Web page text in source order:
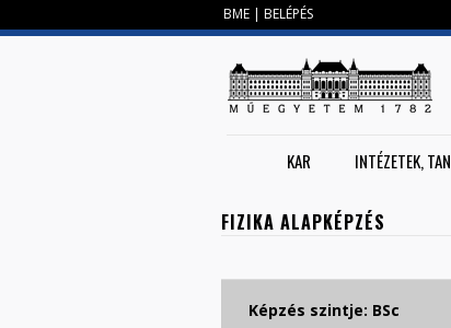
BME | BELÉPÉS
KAR INTÉZETEK,
FIZIKA ALAPKÉPZÉS
Képzés szintje: BSc